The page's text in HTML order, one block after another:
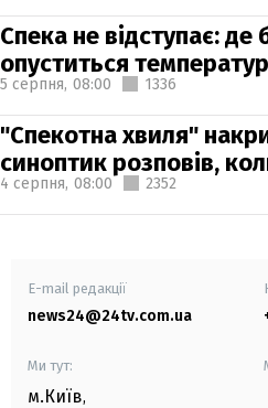
Спека не відступає: де
опуститься
5 серпня, 08:00 1336
"Спекотна хвиля"
синоптик розповів,
4 серпня, 08:00 2352
E-mail редакції
news24@24tv.com.ua
Ми тут:
м.Київ,